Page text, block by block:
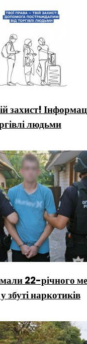
захист!
людьми
22-річного
збуті наркотиків